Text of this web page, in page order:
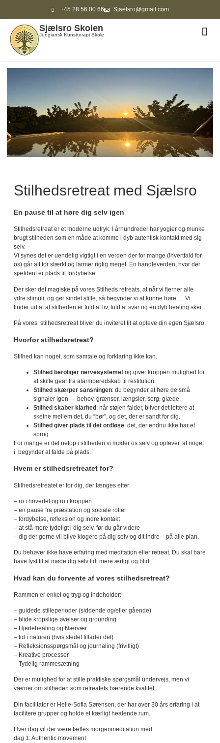
+45 28 56 00 66 Sjaelsro@gmail.com
Sjælsro Skolen
Jungiansk Kunstterapi Skole
Stilhedsretreat med Sjælsro
En pause til at høre dig selv igen
Stilhedsretreat er et moderne udtryk. I århundreder har yogier og munke
brugt stilheden som en måde at komme i dyb autentisk kontakt med sig
selv.
Vi synes det er uendelig vigtigt i en verden der for mange (Ihvertfald for
os) går alt for stærkt og larmer rigtig meget. En handleverden, hvor der
sjældent er plads til fordybelse.
Der sker det magiske på vores Stilheds retreats, at når vi fjerner alle
ydre stimuli, og gør sindet stille, så begynder vi at kunne høre…. Vi
finder ud af at stilheden er fuld af liv, fuld af svar og en dyb healing sker.
På vores stilhedsretreat bliver du inviteret til at opleve din egen Sjælsro.
Hvorfor stilhedsretreat?
Stilhed kan noget, som samtale og forklaring ikke kan.
Stilhed beroliger nervesystemet og giver kroppen mulighed for
at skifte gear fra alarmberedskab til restitution.
Stilhed skærper sansningen: du begynder at høre de små
signaler igen — behov, grænser, længsler, sorg, glæde.
Stilhed skaber klarhed : når støjen falder, bliver det lettere at
skelne mellem det, du “bør”, og det, der er sandt for dig.
Stilhed giver plads til det ordløse: det, der endnu ikke har et
sprog.
For mange er det netop i stilheden vi møder os selv og oplever, at noget
i begynder at falde på plads.
Hvem er stilhedsretreatet for?
Stilhedsretreatet er for dig, der længes efter:
– ro i hovedet og ro i kroppen
– en pause fra præstation og sociale roller
– fordybelse, refleksion og indre kontakt
– at stå mere tydeligt i dig selv, før du går videre
– dig der gerne vil blive klogere på dig selv og dit indre – på alle plan.
Du behøver ikke have erfaring med meditation eller retreat. Du skal bare
have lyst til at møde dig selv lidt mere ærligt og blidt.
Hvad kan du forvente af vores stilhedsretreat?
Rammen er enkel og tryg og indeholder:
– guidede stilleperioder (siddende og/eller gående)
– blide kropslige øvelser og grounding
– Hjertehealing og Nærvær
– tid i naturen (hvis stedet tillader det)
– Refleksionsspørgsmål og journaling (frivilligt)
– Kreative processer
– Tydelig rammesætning
Der er mulighed for at stille praktiske spørgsmål undervejs, men vi
værner om stilheden som retreatets bærende kvalitet.
Din facilitator er Helle-Sofia Sørensen, der har over 30 års erfaring i at
facilitere grupper og holde et kærligt healende rum.
Hver dag vil der være fælles morgenmeditation med
dag 1: Authentic movement